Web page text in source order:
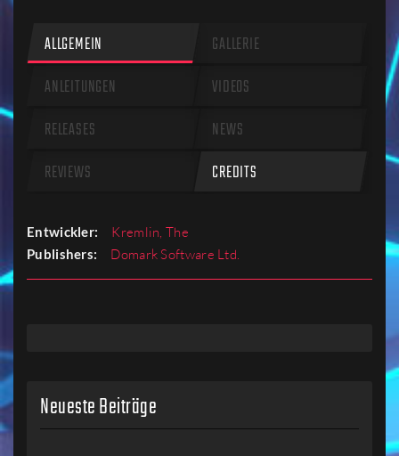
ALLGEMEIN
GALLERIE
ANLEITUNGEN
VIDEOS
RELEASES
NEWS
REVIEWS
CREDITS
Entwickler: Kremlin, The
Publishers: Domark Software Ltd.
Neueste Beiträge